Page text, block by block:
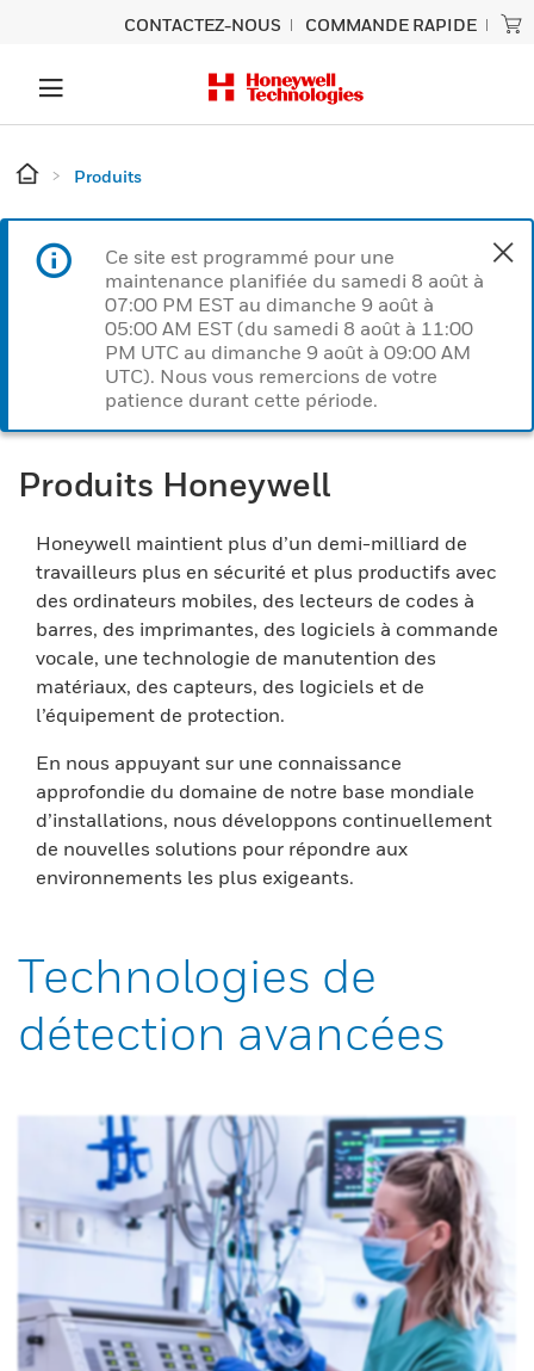
CONTACTEZ-NOUS COMMANDE RAPIDE
Produits
Ce site est programmé pour une
maintenance planifiée du samedi 8 août à
07:00 PM EST au dimanche 9 août à
05:00 AM EST (du samedi 8 août à 11:00
PM UTC au dimanche 9 août à 09:00 AM
UTC). Nous vous remercions de votre
patience durant cette période.
Produits Honeywell
Honeywell maintient plus d’un demi-milliard de
travailleurs plus en sécurité et plus productifs avec
des ordinateurs mobiles, des lecteurs de codes à
barres, des imprimantes, des logiciels à commande
vocale, une technologie de manutention des
matériaux, des capteurs, des logiciels et de
l’équipement de protection.
En nous appuyant sur une connaissance
approfondie du domaine de notre base mondiale
d’installations, nous développons continuellement
de nouvelles solutions pour répondre aux
environnements les plus exigeants.
Technologies de
détection avancées